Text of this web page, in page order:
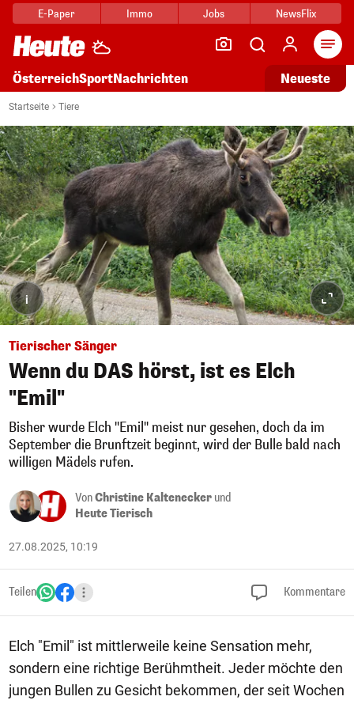
E-Paper Immo Jobs NewsFlix
ÖsterreichSportNachrichten Neueste
Startseite Tiere
i
Tierischer Sänger
Wenn du DAS hörst, ist es Elch
"Emil"
Bisher wurde Elch "Emil" meist nur gesehen, doch da im
September die Brunftzeit beginnt, wird der Bulle bald nach
willigen Mädels rufen.
VonChristine Kaltenecker und
Heute Tierisch
27.08.2025, 10:19
Teilen Kommentare
Elch "Emil" ist mittlerweile keine Sensation mehr,
sondern eine richtige Berühmtheit. Jeder möchte den
jungen Bullen zu Gesicht bekommen, der seit Wochen